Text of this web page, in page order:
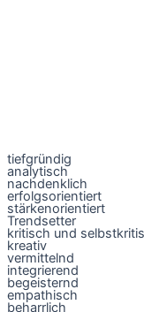
tiefgründig
analytisch
nachdenklich
erfolgsorientiert
stärkenorientiert
Trendsetter
kritisch und
kreativ
vermittelnd
integrierend
begeisternd
empathisch
beharrlich